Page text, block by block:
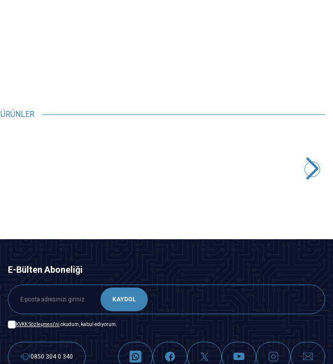
ÜRÜNLER
E-Bülten Aboneliği
KAYDOL
KVKK Sözleşmesi'ni okudum, kabul ediyorum.
0850 304 0 340